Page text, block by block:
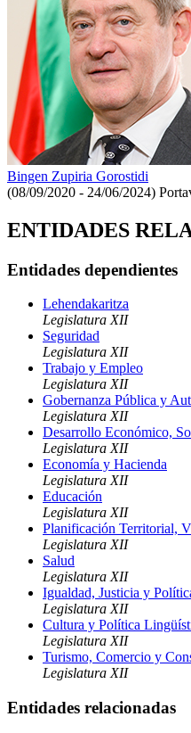
Bingen Zupiria Gorostidi
(08/09/2020 - 24/06/2024)
ENTIDADES
Entidades dependientes
Lehendakaritza
Legislatura XII
Seguridad
Legislatura XII
Trabajo y Empleo
Legislatura XII
Gobernanza Pública y
Legislatura XII
Desarrollo Económico,
Legislatura XII
Economía y Hacienda
Legislatura XII
Educación
Legislatura XII
Planificación Territorial,
Legislatura XII
Salud
Legislatura XII
Igualdad, Justicia y
Legislatura XII
Cultura y Política
Legislatura XII
Turismo, Comercio y
Legislatura XII
Entidades relacionadas